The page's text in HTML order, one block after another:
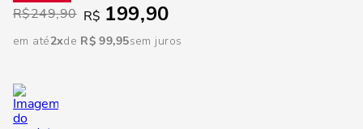
R$249,90 R$ 199,90
em até2 R$ 99,95sem juros